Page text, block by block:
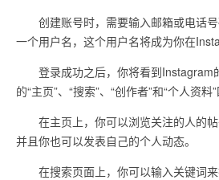
创建账号时，需要输入邮箱或电话号
一个用户名，这个用户名将成为你在
登录成功之后，你将看到Instagram
的“主页”、“搜索”、“创作者”和“个人资料”
在主页上，你可以浏览关注的人的帖
并且你也可以发表自己的个人动态。
在搜索页面上，你可以输入关键词来